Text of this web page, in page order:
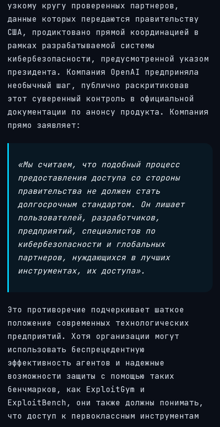
узкому кругу проверенных партнеров,
данные которых передаются правительству
США, продиктовано прямой координацией в
рамках разрабатываемой системы
кибербезопасности, предусмотренной указом
президента. Компания OpenAI предприняла
необычный шаг, публично раскритиковав
этот суверенный контроль в официальной
документации по анонсу продукта. Компания
прямо заявляет:
«Мы считаем, что подобный процесс
предоставления доступа со стороны
правительства не должен стать
долгосрочным стандартом. Он лишает
пользователей, разработчиков,
предприятий, специалистов по
кибербезопасности и глобальных
партнеров, нуждающихся в лучших
инструментах, их доступа».
Это противоречие подчеркивает шаткое
положение современных технологических
предприятий. Хотя организации могут
использовать беспрецедентную
эффективность агентов и надежные
возможности защиты с помощью таких
бенчмарков, как ExploitGym и
ExploitBench, они также должны понимать,
что доступ к первоклассным инструментам